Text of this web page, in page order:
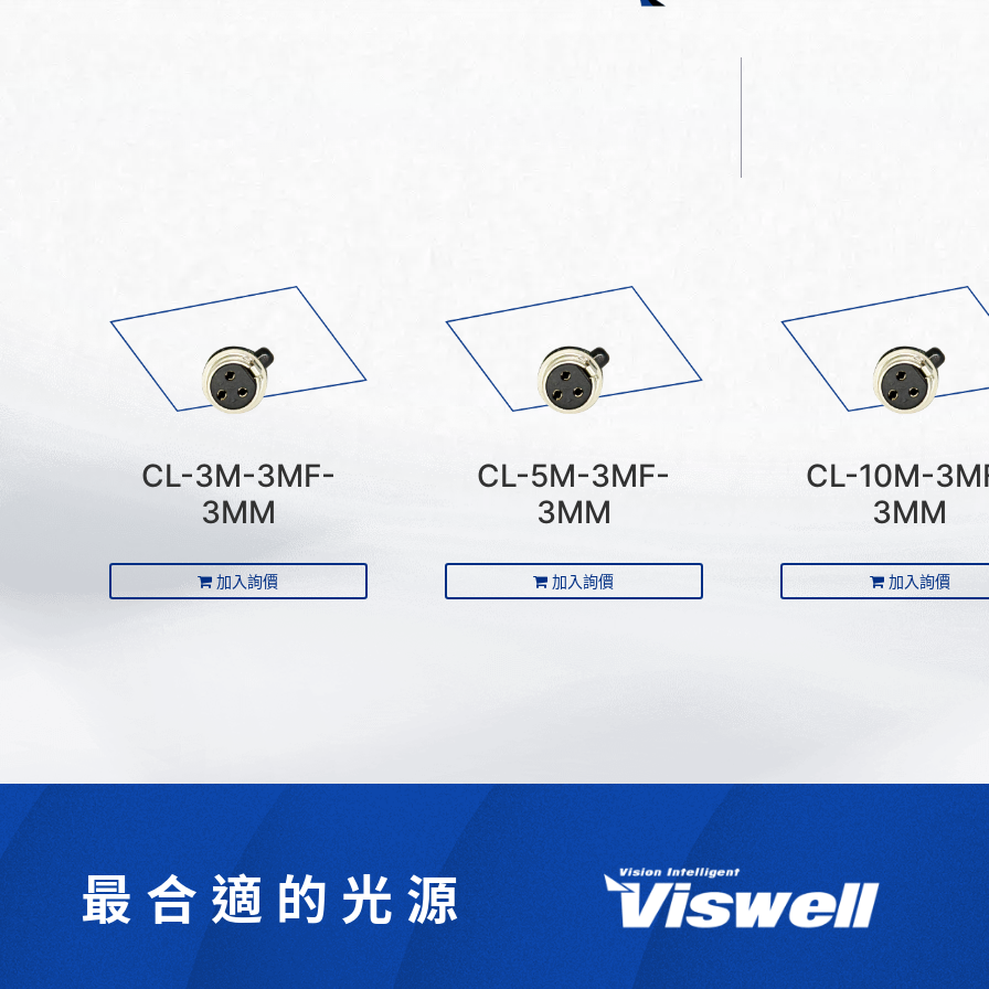
CL-3M-3MF-
3MM
加入詢價
CL-5M-3MF-
3MM
加入詢價
CL-10M-
3MM
加入詢價
最合適的光源